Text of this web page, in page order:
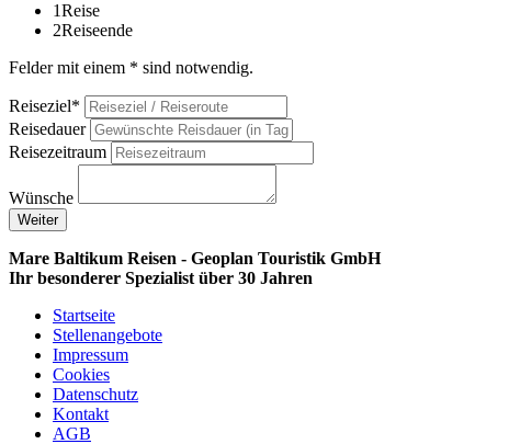
1Reise
2Reiseende
Felder mit einem * sind notwendig.
Reiseziel*
Reisedauer
Reisezeitraum
Wünsche
Weiter
Mare Baltikum Reisen - Geoplan Touristik GmbH
Ihr besonderer Spezialist über 30 Jahren
Startseite
Stellenangebote
Impressum
Cookies
Datenschutz
Kontakt
AGB